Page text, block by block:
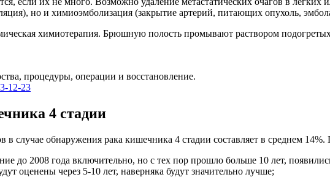
но и химиоэмболизация (закрытие артерий, питающих опухоль,
химиотерапия. Брюшную полость промывают раствором
процедуры, операции и восстановление.
12-23
4 стадии
в случае обнаружения рака кишечника 4 стадии составляет в среднем
до 2008 года включительно, но с тех пор прошло больше 10 лет,
оценены через 5-10 лет, наверняка будут значительно лучше;